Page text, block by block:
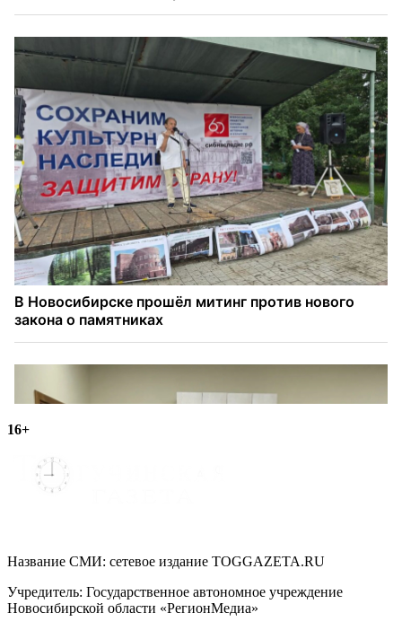
16+
Название СМИ: cетевое издание TOGGAZETA.RU
Учредитель: Государственное автономное учреждение
Новосибирской области «РегионМедиа»